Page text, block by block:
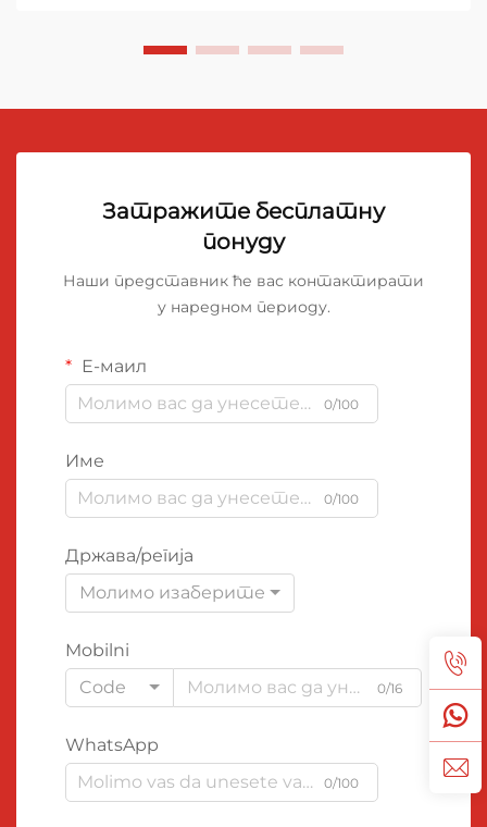
Затражите бесплатну
понуду
Наши представник ће вас контактирати
у наредном периоду.
Е-маил
0/100
Име
0/100
Држава/регија
Молимо изаберите
Mobilni
Code
0/16
WhatsApp
0/100